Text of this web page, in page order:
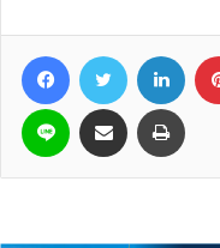
FacebookTwitter
Line Teile per E-Mail